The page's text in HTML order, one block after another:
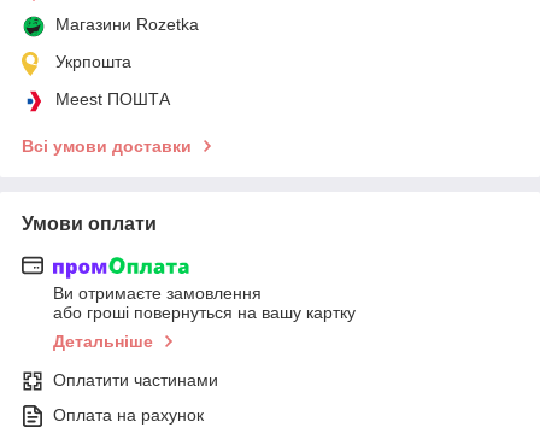
Магазини Rozetka
Укрпошта
Meest ПОШТА
Всі умови доставки
Умови оплати
Ви отримаєте замовлення
або гроші повернуться на вашу картку
Детальніше
Оплатити частинами
Оплата на рахунок